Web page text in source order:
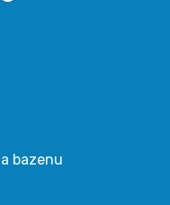
bazenu